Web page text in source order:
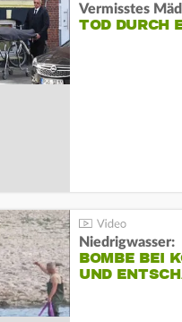
Vermisstes
TOD DURCH
Niedrigwasser:
BOMBE BEI
UND